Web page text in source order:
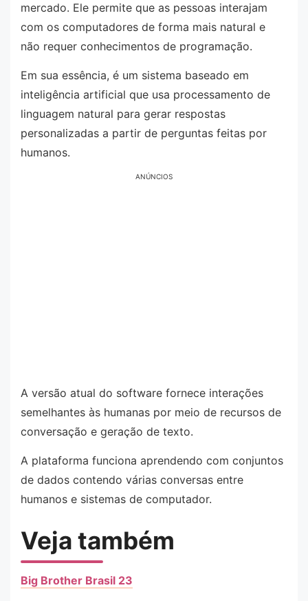
mercado. Ele permite que as pessoas interajam
com os computadores de forma mais natural e
não requer conhecimentos de programação.
Em sua essência, é um sistema baseado em
inteligência artificial que usa processamento de
linguagem natural para gerar respostas
personalizadas a partir de perguntas feitas por
humanos.
ANÚNCIOS
A versão atual do software fornece interações
semelhantes às humanas por meio de recursos de
conversação e geração de texto.
A plataforma funciona aprendendo com conjuntos
de dados contendo várias conversas entre
humanos e sistemas de computador.
Veja também
Big Brother Brasil 23